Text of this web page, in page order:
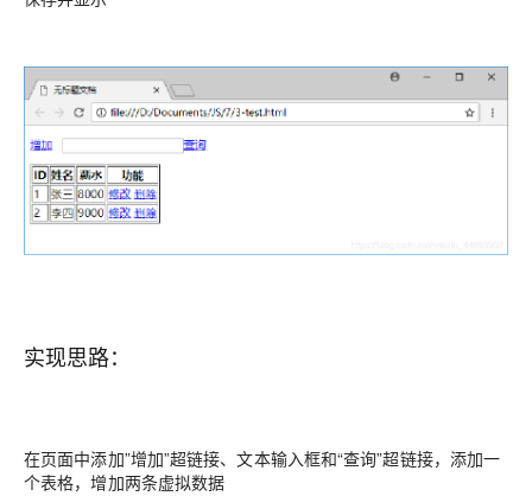
实现思路：
在页面中添加”增加”超链接、文本输入框和“查询”超链接，添加一
个表格，增加两条虚拟数据